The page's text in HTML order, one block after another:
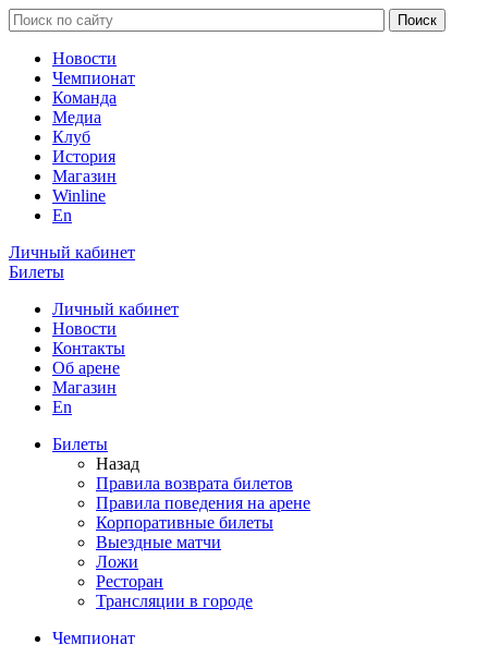
Новости
Чемпионат
Команда
Медиа
Клуб
История
Магазин
Winline
En
Личный кабинет
Билеты
Личный кабинет
Новости
Контакты
Об арене
Магазин
En
Билеты
Назад
Правила возврата билетов
Правила поведения на арене
Корпоративные билеты
Выездные матчи
Ложи
Ресторан
Трансляции в городе
Чемпионат